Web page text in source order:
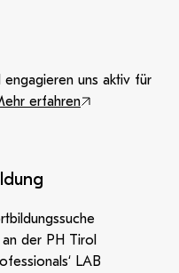
uns aktiv für
erfahren
an der PH Tirol
LAB